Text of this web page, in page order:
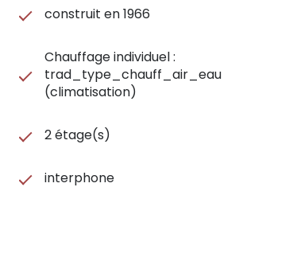
construit en 1966
Chauffage individuel :
trad_type_chauff_air_eau
(climatisation)
2 étage(s)
interphone